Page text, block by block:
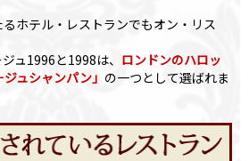
ホテル・レストランでもオン・リス
ュ1996と1998は、 ロンドンのハロッ
ュシャンパン」 の一つとして選ばれま